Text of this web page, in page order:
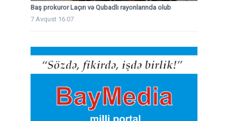
Baş prokuror Laçın və Qubadlı rayonlarında olub
7 Avqust 16:07